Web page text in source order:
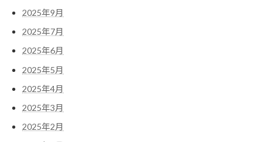
2025年9月
2025年7月
2025年6月
2025年5月
2025年4月
2025年3月
2025年2月